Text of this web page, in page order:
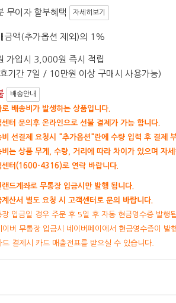
무이자 할부혜택 자세히보기
금액(추가옵션 제외)의 1%
가입시 3,000원 즉시 적립
기간 7일 / 10만원 이상 구매시 사용가능)
배송안내
로 배송비가 발생하는 상품입니다.
센터 문의후 온라인으로 선불 결제가 가능 합니다.
비 선결제 요청시 "추가옵션"란에 수량 입력 후 결제
비는 상품 무게, 수량, 거리에 따라 차이가 있으며 자
센터(1600-4316)로 연락 바랍니다.
랜드계좌로 무통장 입금시만 발행 됩니다.
계산서 별도 요청 시 고객센터로 문의 바랍니다.
장 입금일 경우 주문 후 5일 후 자동 현금영수증 발행
버 무통장 입금시 네이버페이에서 현금영수증이 발
결제시 카드 매출전표를 받으실 수 있습니다.